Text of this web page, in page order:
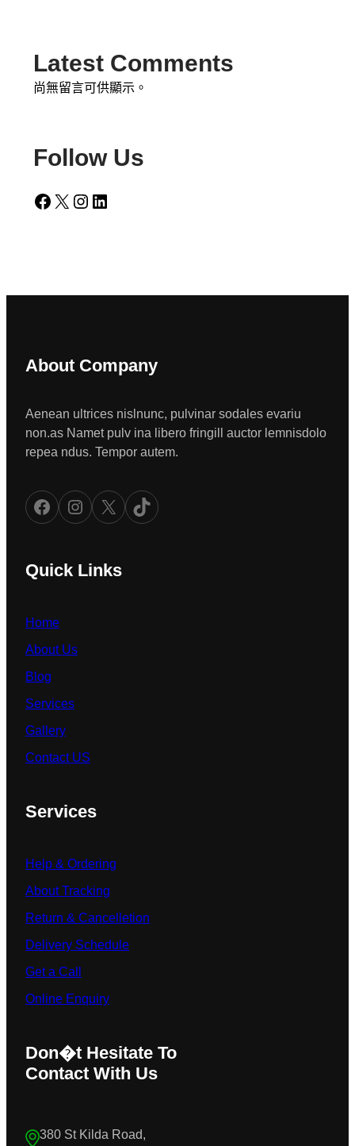
Latest Comments
尚無留言可供顯示。
Follow Us
Facebook X Instagram LinkedIn
About Company
Aenean ultrices nislnunc, pulvinar sodales evariu
non.as Namet pulv ina libero fringill auctor lemnisdolo
repea ndus. Tempor autem.
Facebook Instagram X TikTok
Quick Links
Home
About Us
Blog
Services
Gallery
Contact US
Services
Help & Ordering
About Tracking
Return & Cancelletion
Delivery Schedule
Get a Call
Online Enquiry
Don�t Hesitate To
Contact With Us
380 St Kilda Road,